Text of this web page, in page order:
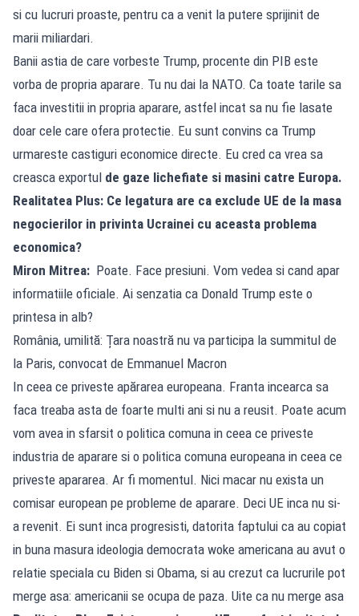
si cu lucruri proaste, pentru ca a venit la putere sprijinit de
marii miliardari.
Banii astia de care vorbeste Trump, procente din PIB este
vorba de propria aparare. Tu nu dai la NATO. Ca toate tarile sa
faca investitii in propria aparare, astfel incat sa nu fie lasate
doar cele care ofera protectie. Eu sunt convins ca Trump
urmareste castiguri economice directe. Eu cred ca vrea sa
creasca exportul de gaze lichefiate si masini catre Europa.
Realitatea Plus: Ce legatura are ca exclude UE de la masa
negocierilor in privinta Ucrainei cu aceasta problema
economica?
Miron Mitrea: Poate. Face presiuni. Vom vedea si cand apar
informatiile oficiale. Ai senzatia ca Donald Trump este o
printesa in alb?
România, umilită: Țara noastră nu va participa la summitul de
la Paris, convocat de Emmanuel Macron
In ceea ce priveste apărarea europeana. Franta incearca sa
faca treaba asta de foarte multi ani si nu a reusit. Poate acum
vom avea in sfarsit o politica comuna in ceea ce priveste
industria de aparare si o politica comuna europeana in ceea ce
priveste apararea. Ar fi momentul. Nici macar nu exista un
comisar european pe probleme de aparare. Deci UE inca nu si-
a revenit. Ei sunt inca progresisti, datorita faptului ca au copiat
in buna masura ideologia democrata woke americana au avut o
relatie speciala cu Biden si Obama, si au crezut ca lucrurile pot
merge asa: americanii se ocupa de paza. Uite ca nu merge asa